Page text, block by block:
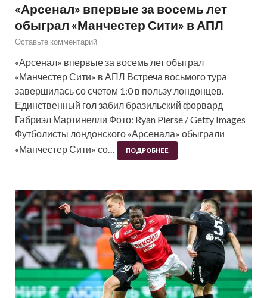
«Арсенал» впервые за восемь лет
обыграл «Манчестер Сити» в АПЛ
Оставьте комментарий
«Арсенал» впервые за восемь лет обыграл
«Манчестер Сити» в АПЛ Встреча восьмого тура
завершилась со счетом 1:0 в пользу лондонцев.
Единственный гол забил бразильский форвард
Габриэл Мартинелли Фото: Ryan Pierse / Getty Images
Футболисты лондонского «Арсенала» обыграли
«Манчестер Сити» со…
ПОДРОБНЕЕ